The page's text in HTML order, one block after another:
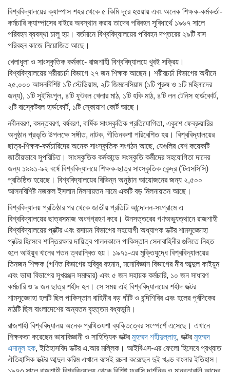
বিশ্ববিদ্যালয়ের ক্যাম্পাস শহর থেকে ৫ কিমি দূরে হওয়ায় এবং অনেক শিক্ষক-কর্মকর্তা-
কর্মচারি ক্যাম্পাসের বাইরে অবস্থান করায় তাদের পরিবহন সুবিধার্থে ১৯৬৭ সালে
পরিবহন ব্যবস্থা চালু হয়। বর্তমানে বিশ্ববিদ্যালয়ের পরিবহন দপ্তরের ২৯টি বাস
পরিবহন কাজে নিয়োজিত আছে।
খেলাধুলা ও সাংস্কৃতিক কর্মকা-ে রাজশাহী বিশ্ববিদ্যালয়ে খুবই সক্রিয়।
বিশ্ববিদ্যালয়ের শরীরচর্চা বিভাগে ২৭ জন শিক্ষক আছেন। শরীরচর্চা বিভাগের অধীনে
২৫,০০০ আসনবিশিষ্ট ১টি স্টেডিয়াম, ২টি জিমনেসিয়াম (১টি পুরুষ ও ১টি মহিলাদের
জন্য), ১টি সুইমিংপুল, ৪টি ফুটবল খেলার মাঠ, ১টি হকি মাঠ, ৪টি লন টেনিস হার্ডকোর্ট,
২টি বাস্কেটবল হার্ডকোর্ট, ১টি স্কোয়াশ কোর্ট আছে।
নবীনবরণ, বসন্তবরণ, বর্ষবরণ, বার্ষিক সাংস্কৃতিক প্রতিযোগিতা, একুশে ফেব্রুয়ারির
অনুষ্ঠান প্রভৃতি উপলক্ষে সঙ্গীত, নাটক, গীতিনকশা পরিবেশিত হয়। বিশ্ববিদ্যালয়ের
ছাত্র-শিক্ষক-কর্মচারিদের অনেক সাংস্কৃতিক সংগঠন আছে, যেগুলির বেশ কয়েকটি
জাতীয়ভাবে সুপরিচিত। সাংস্কৃতিক কর্মকান্ডে সংস্কৃতি কর্মীদের সহযোগিতা দানের
জন্য ১৯৯১-৯২ বর্ষে বিশ্ববিদ্যালয়ে শিক্ষক-ছাত্র সাংস্কৃতিক কেন্দ্র (টিএসসিসি)
প্রতিষ্ঠিত হয়েছে। বিশ্ববিদ্যালয়ের বিভিন্ন অনুষ্ঠান আয়োজনের জন্য ২,৫০০
আসনবিশিষ্ট নজরুল ইসলাম মিলনায়তন নামে একটি বড় মিলনায়তন আছে।
বিশ্ববিদ্যালয় প্রতিষ্ঠার পর থেকে জাতীয় প্রতিটি আন্দোলন-সংগ্রামে এ
বিশ্ববিদ্যালয়ের ছাত্রসমাজ অংশগ্রহণ করে। ঊনসত্তরের গণঅভ্যুত্থানে রাজশাহী
বিশ্ববিদ্যালয়ের প্রক্টর এবং রসায়ন বিভাগের সহযোগী অধ্যাপক ডক্টর শামসুজ্জোহা
প্রক্টর হিসেবে শান্তিরক্ষার দায়িত্ব পালনকালে পাকিস্তান সেনাবাহিনীর গুলিতে নিহত
হলে আইয়ুব খানের পতন ত্বরান্বিত হয়। ১৯৭১-এর মুক্তিযুদ্ধে বিশ্ববিদ্যালয়ের
তিনজন শিক্ষক (গণিত বিভাগের হবিবুর রহমান, মনোবিজ্ঞান বিভাগের মীর আব্দুল কাইয়ুম
এবং ভাষা বিভাগের সুখরঞ্জন সমাদ্দার) এবং ৫ জন সহায়ক কর্মচারি, ১০ জন সাধারণ
কর্মচারি ও ৯ জন ছাত্র শহীদ হন। সে সময় এই বিশ্ববিদ্যালয়ের শহীদ ডক্টর
শামসুজ্জোহা হলটি ছিল পাকিস্তান বাহিনীর বড় ঘাঁটি ও বন্দিশিবির এবং হলের পূর্বদিকের
মাঠটি ছিল বাংলাদেশের অন্যতম বৃহত্তম বধ্যভূমি।
রাজশাহী বিশ্ববিদ্যালয় অনেক প্রথিতযশা ব্যক্তিত্বের সংস্পর্শে এসেছে। এখানে
শিক্ষকতা করেছেন ভাষাবিজ্ঞানী ও সাহিত্যিক ডক্টরমুহম্মদ শহীদুল্লাহ্, ডক্টরমুহম্মদ
এনামুল হক, ইতিহাসবিদ ডক্টর এ.আর মল্লিক। আইবিএস-এর ফেলো হিসেবে প্রখ্যাত
ঐতিহাসিক ডক্টর আব্দুল করিম এখানে বসেই রচনা করেছেন দুই খণ্ড বাংলার ইতিহাস।